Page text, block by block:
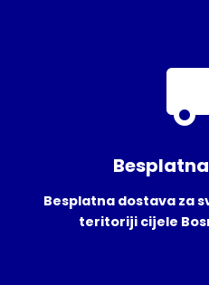
Besplatna dostava za
teritoriji cijele